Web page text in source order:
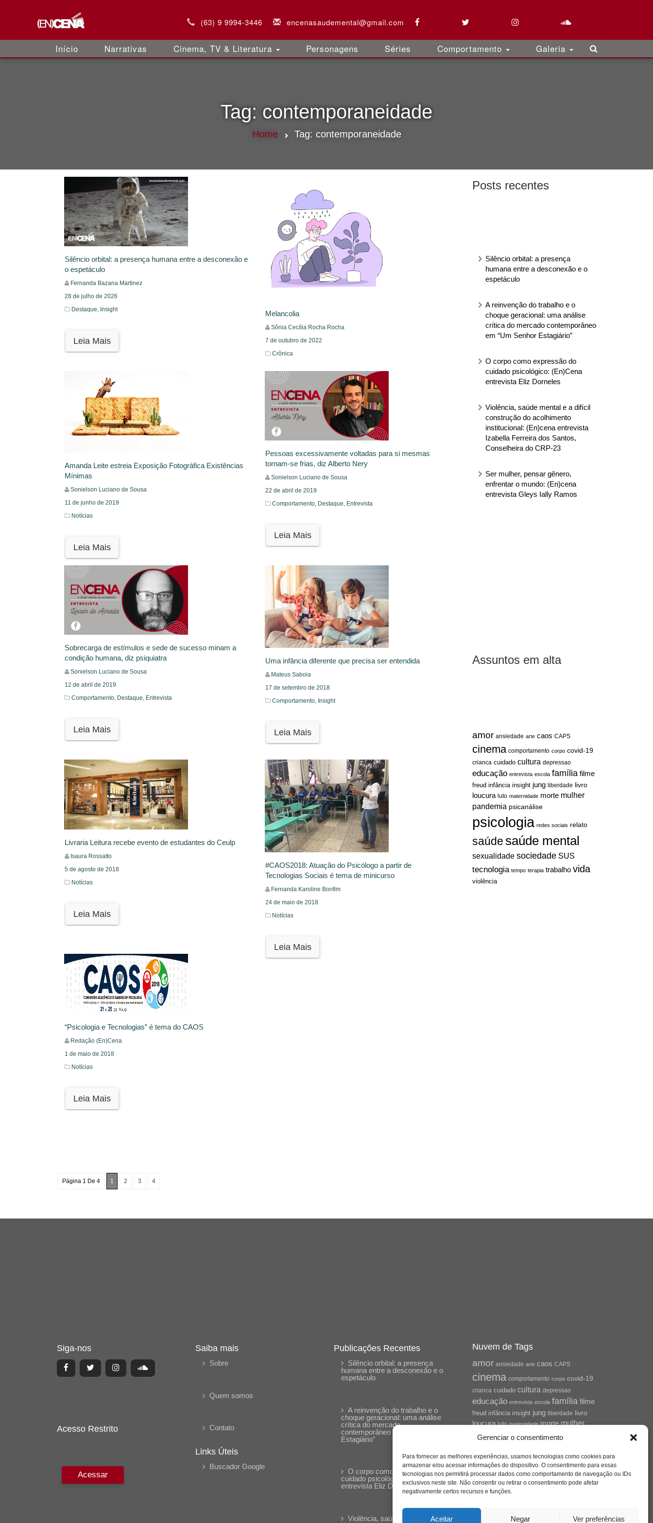
Gerenciar o consentimento
Para fornecer as melhores experiências, usamos tecnologias como cookies para
armazenar e/ou acessar informações do dispositivo. O consentimento para essas
tecnologias nos permitirá processar dados como comportamento de navegação ou IDs
exclusivos neste site. Não consentir ou retirar o consentimento pode afetar
negativamente certos recursos e funções.
Aceitar Negar Ver preferências
(63) 9 9994-3446 encenasaudemental@gmail.com
Início Narrativas Cinema, TV & Literatura Personagens Séries Comportamento Galeria
Tag: contemporaneidade
Home Tag: contemporaneidade
Posts recentes
Silêncio orbital: a presença
humana entre a desconexão e o
espetáculo
A reinvenção do trabalho e o
choque geracional: uma análise
crítica do mercado contemporâneo
em “Um Senhor Estagiário”
O corpo como expressão do
cuidado psicológico: (En)Cena
entrevista Eliz Dorneles
Violência, saúde mental e a difícil
construção do acolhimento
institucional: (En)cena entrevista
Izabella Ferreira dos Santos,
Conselheira do CRP-23
Ser mulher, pensar gênero,
enfrentar o mundo: (En)cena
entrevista Gleys Ially Ramos
Assuntos em alta
amor ansiedade arte caos CAPS
cinema comportamento corpo covid-19
crianca cuidado cultura depressao
educação entrevista escola família filme
freud infância insight jung liberdade livro
loucura luto maternidade morte mulher
pandemia psicanálise
psicologia redes sociais relato
saúdesaúde mental
sexualidade sociedade SUS
tecnologia tempo terapia trabalho vida
violência
Silêncio orbital: a presença humana entre a desconexão e
o espetáculo
Fernanda Bazana Martinez
28 de julho de 2026
Destaque, Insight
Leia Mais
Melancolia
Sônia Cecília Rocha Rocha
7 de outubro de 2022
Crônica
Leia Mais
Amanda Leite estreia Exposição Fotográfica Existências
Mínimas
Sonielson Luciano de Sousa
11 de junho de 2019
Notícias
Leia Mais
Pessoas excessivamente voltadas para si mesmas
tornam-se frias, diz Alberto Nery
Sonielson Luciano de Sousa
22 de abril de 2019
Comportamento, Destaque, Entrevista
Leia Mais
Sobrecarga de estímulos e sede de sucesso minam a
condição humana, diz psiquiatra
Sonielson Luciano de Sousa
12 de abril de 2019
Comportamento, Destaque, Entrevista
Leia Mais
Uma infância diferente que precisa ser entendida
Mateus Saboia
17 de setembro de 2018
Comportamento, Insight
Leia Mais
Livraria Leitura recebe evento de estudantes do Ceulp
Isaura Rossatto
5 de agosto de 2018
Notícias
Leia Mais
#CAOS2018: Atuação do Psicólogo a partir de
Tecnologias Sociais é tema de minicurso
Fernanda Karoline Bonfim
24 de maio de 2018
Notícias
Leia Mais
“Psicologia e Tecnologias” é tema do CAOS
Redação (En)Cena
1 de maio de 2018
Notícias
Leia Mais
Página 1 De 4 1 2 3 4
Siga-nos
Acesso Restrito
Acessar
Saiba mais
Sobre
Quem somos
Contato
Links Úteis
Buscador Google
Publicações Recentes
Silêncio orbital: a presença
humana entre a desconexão e o
espetáculo
A reinvenção do trabalho e o
choque geracional: uma análise
crítica do mercado
contemporâneo em “Um Senhor
Estagiário”
O corpo como expressão do
cuidado psicológico: (En)Cena
entrevista Eliz Dorneles
Violência, saúde mental e a
Nuvem de Tags
amor ansiedade arte caos CAPS
cinema comportamento corpo covid-19
crianca cuidado cultura depressao
educação entrevista escola família filme
freud infância insight jung liberdade livro
loucura luto maternidade morte mulher
pandemia psicanálise
psicologia redes sociais
saúdesaúde mental
sexualidade sociedade SUS
tecnologia
violência